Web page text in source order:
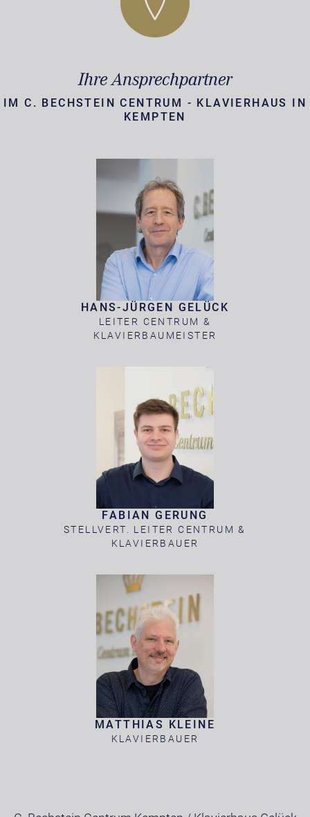
Ihre Ansprechpartner
IM C. BECHSTEIN CENTRUM - KLAVIERHAUS IN
KEMPTEN
HANS-JÜRGEN GELÜCK
LEITER CENTRUM &
KLAVIERBAUMEISTER
FABIAN GERUNG
STELLVERT. LEITER CENTRUM &
KLAVIERBAUER
MATTHIAS KLEINE
KLAVIERBAUER